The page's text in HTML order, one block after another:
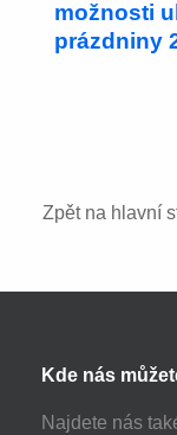
možnosti
prázdniny
Zpět na hlavní
Kde nás
Najdete nás